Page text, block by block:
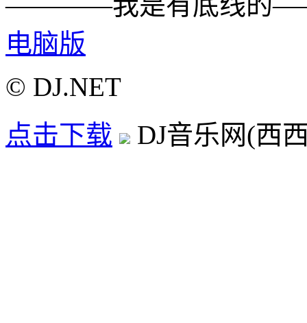
电脑版
© DJ.NET
点击下载
DJ音乐网(西